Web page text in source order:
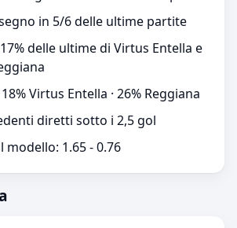
in 5/6 delle ultime partite
delle ultime di Virtus Entella e
Virtus Entella · 26% Reggiana
diretti sotto i 2,5 gol
modello: 1.65 - 0.76